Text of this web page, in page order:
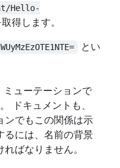
Hello-
得します。
とい
ミューテーションで
ドキュメントも、
ンでもこの関係は示
るには、名前の背景
ばなりません。